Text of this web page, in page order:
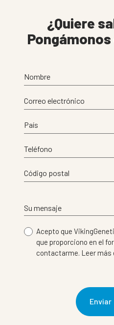
¿Quiere
Nombre
Correo electrónico
País
Teléfono
Código postal
Su mensaje
Acepto que
que proporciono en el
contactarme. Leer más
Enviar